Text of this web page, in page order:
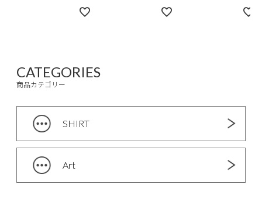
CATEGORIES
商品カテゴリー
SHIRT
Art